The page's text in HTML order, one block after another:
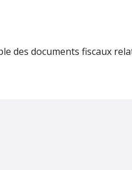
des documents fiscaux